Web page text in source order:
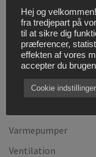
Firmaprofil
Kontakt os
Køl- og
Køling
Nyheder
Varmepumper
Ventilation
Hej og
fra tredjepart på
til at sikre dig
præferencer,
effekten af vores
accepter du
Cookie indstillinger